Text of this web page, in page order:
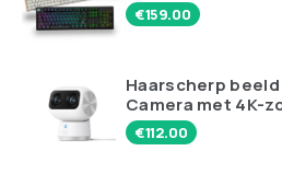
€159.00
Haarscherp
Camera met 4K-
€112.00